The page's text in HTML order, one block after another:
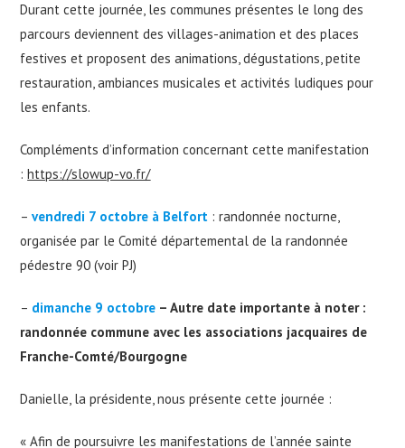
Durant cette journée, les communes présentes le long des
parcours deviennent des villages-animation et des places
festives et proposent des animations, dégustations, petite
restauration, ambiances musicales et activités ludiques pour
les enfants.
Compléments d’information concernant cette manifestation
:https://slowup-vo.fr/
–vendredi 7 octobre à Belfort : randonnée nocturne,
organisée par le Comité départemental de la randonnée
pédestre 90 (voir PJ)
– dimanche 9 octobre – Autre date importante à noter :
randonnée commune avec les associations jacquaires de
Franche-Comté/Bourgogne
Danielle, la présidente, nous présente cette journée :
« Afin de poursuivre les manifestations de l’année sainte